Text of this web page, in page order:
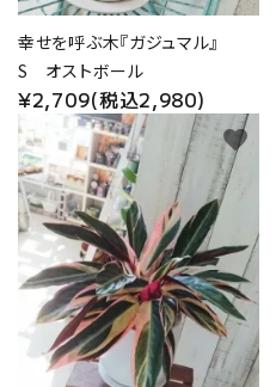
幸せを呼ぶ木『ガジュマル』
S オストボール
¥2,709(税込2,980)
favorite